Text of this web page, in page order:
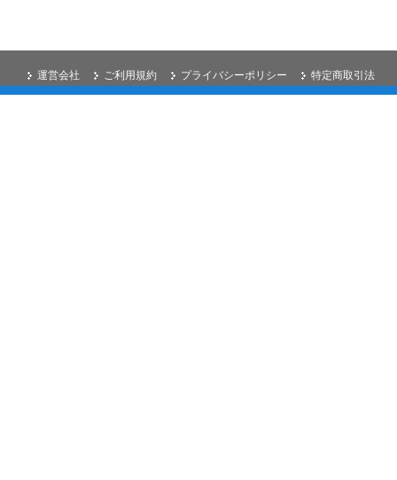
特定商取引法
プライバシーポリシー
ご利用規約
運営会社